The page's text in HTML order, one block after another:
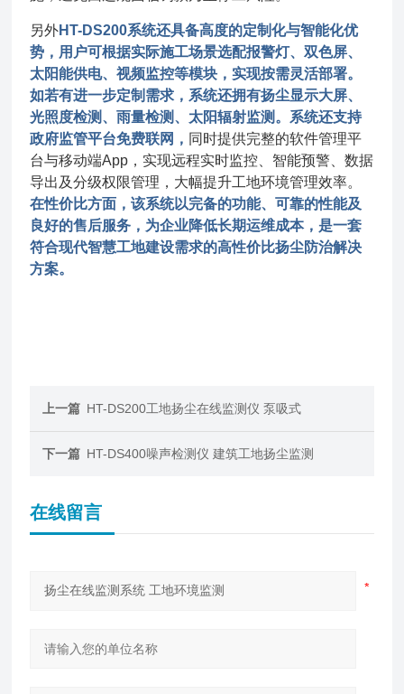
另外HT-DS200系统还具备高度的定制化与智能化优
势 ，用户可根据实际施工场景选配报警灯、双色屏、
太阳能供电、视频监控等模块，实现按需灵活部署。
如若有进一步定制需求，系统还拥有扬尘显示大屏、
光照度检测、雨量检测、太阳辐射监测。系统还支持
政府监管平台免费联网， 同时提供完整的软件管理平
台与移动端App，实现远程实时监控、智能预警、数据
导出及分级权限管理，大幅提升工地环境管理效率。
在性价比方面，该系统以完备的功能、可靠的性能及
良好的售后服务，为企业降低长期运维成本，是一套
符合现代智慧工地建设需求的高性价比扬尘防治解决
方案。
上一篇 HT-DS200工地扬尘在线监测仪 泵吸式
下一篇 HT-DS400噪声检测仪 建筑工地扬尘监测
在线留言